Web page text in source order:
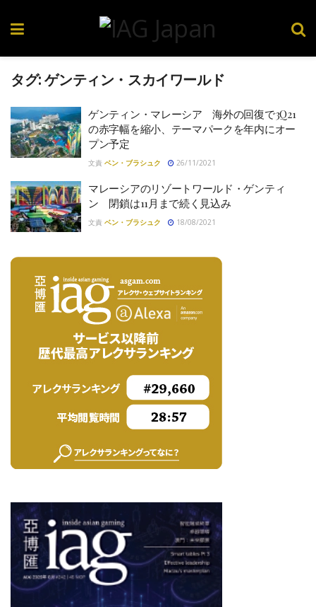
タグ:ゲンティン・スカイワールド
ゲンティン・マレーシア 海外の回復で3Q21
の赤字幅を縮小、テーマパークを年内にオー
プン予定
文責 ベン・ブラシュク 26/11/2021
マレーシアのリゾートワールド・ゲンティ
ン 閉鎖は11月まで続く見込み
文責 ベン・ブラシュク 18/08/2021